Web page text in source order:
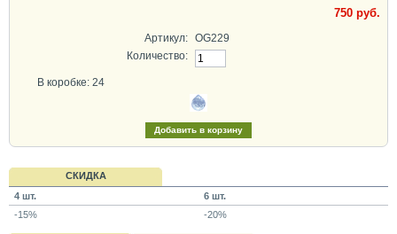
750 руб.
Артикул: OG229
Количество:
В коробке: 24
СКИДКА
4 шт.
6 шт.
-15%
-20%